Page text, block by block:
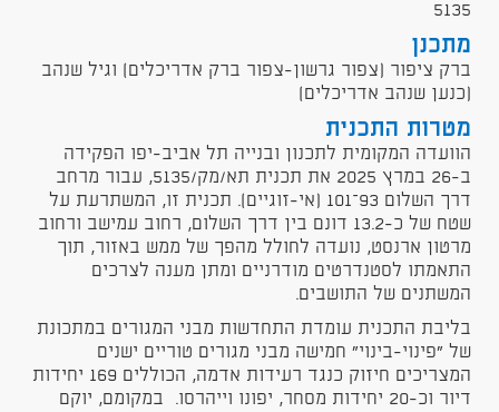
5135
מתכנן
ברק ציפור (צפור גרשון-צפור ברק אדריכלים) וגיל שנהב
(כנען שנהב אדריכלים)
מטרות התכנית
הוועדה המקומית לתכנון ובנייה תל אביב-יפו הפקידה
ב-26 במרץ 2025 את תכנית תא/מק/5135, עבור מרחב
דרך השלום 93–101 (אי-זוגיים). תכנית זו, המשתרעת על
שטח של כ-13.2 דונם בין דרך השלום, רחוב עמישב ורחוב
מרטון ארנסט, נועדה לחולל מהפך של ממש באזור, תוך
התאמתו לסטנדרטים מודרניים ומתן מענה לצרכים
המשתנים של התושבים.
בליבת התכנית עומדת התחדשות מבני המגורים במתכונת
של "פינוי-בינוי" חמישה מבני מגורים טוריים ישנים
המצריכים חיזוק כנגד רעידות אדמה, הכוללים 169 יחידות
דיור וכ-20 יחידות מסחר, יפונו וייהרסו. במקומם, יוקם